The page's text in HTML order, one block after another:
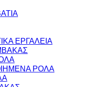
ΕΡΓΑΛΕΙΑ
ΡΟΛΑ